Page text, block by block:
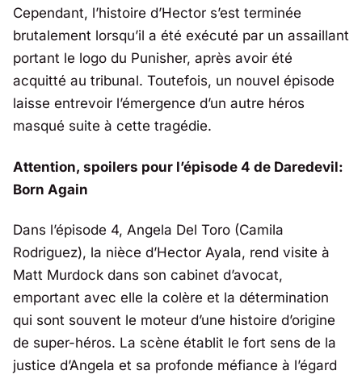
Cependant, l’histoire d’Hector s’est terminée
brutalement lorsqu’il a été exécuté par un assaillant
portant le logo du Punisher, après avoir été
acquitté au tribunal. Toutefois, un nouvel épisode
laisse entrevoir l’émergence d’un autre héros
masqué suite à cette tragédie.
Attention, spoilers pour l’épisode 4 de Daredevil:
Born Again
Dans l’épisode 4, Angela Del Toro (Camila
Rodriguez), la nièce d’Hector Ayala, rend visite à
Matt Murdock dans son cabinet d’avocat,
emportant avec elle la colère et la détermination
qui sont souvent le moteur d’une histoire d’origine
de super-héros. La scène établit le fort sens de la
justice d’Angela et sa profonde méfiance à l’égard